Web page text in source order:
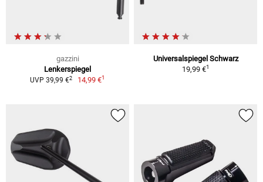
gazzini
Lenkerspiegel
UVP 39,99 €2 14,99 €1
Universalspiegel Schwarz
19,99 €1